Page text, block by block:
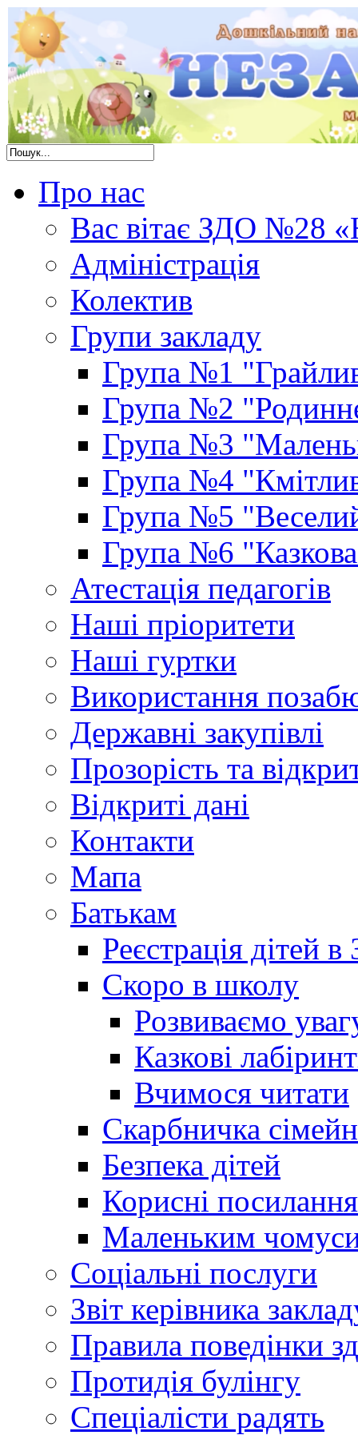
Про нас
Вас вітає ЗДО №28
Адміністрація
Колектив
Групи закладу
Група №1
Група №2
Група №3
Група №4
Група №5
Група №6
Атестація педагогів
Наші пріоритети
Наші гуртки
Використання
Державні закупівлі
Прозорість та
Відкриті дані
Контакти
Мапа
Батькам
Реєстрація дітей
Скоро в школу
Розвиваємо
Казкові
Вчимося читати
Скарбничка
Безпека дітей
Корисні посилання
Маленьким
Соціальні послуги
Звіт керівника
Правила поведінки
Протидія булінгу
Спеціалісти радять